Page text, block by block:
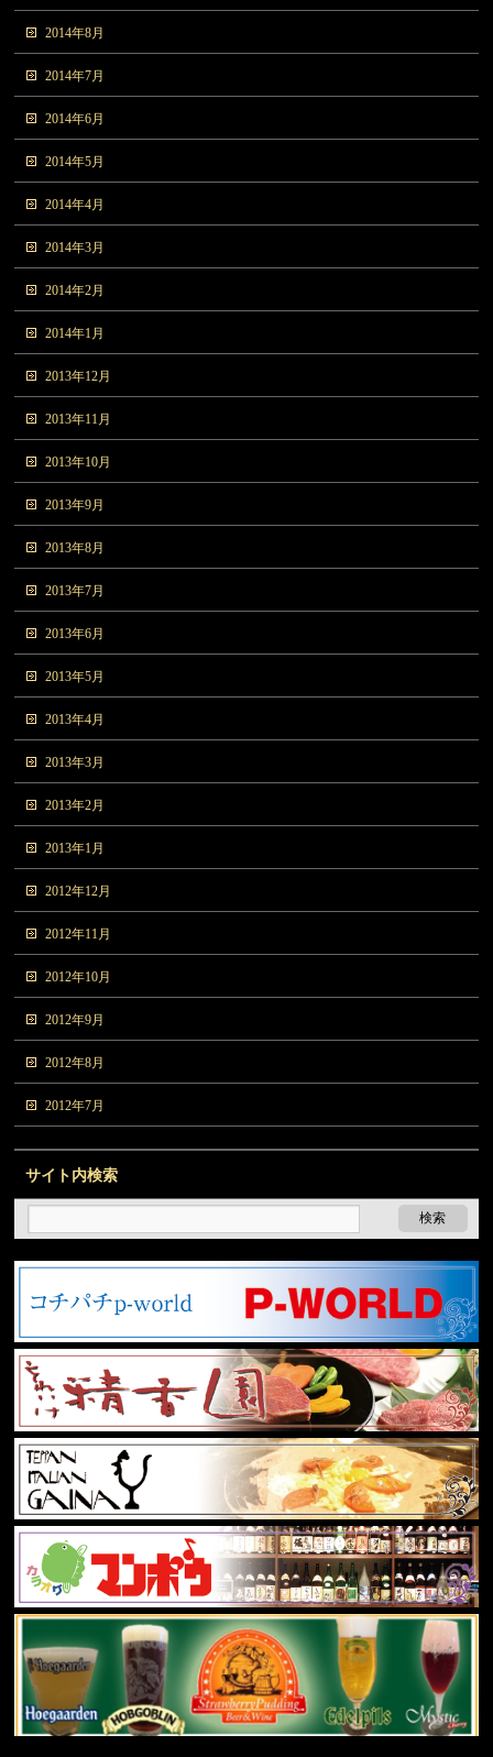
2014年8月
2014年7月
2014年6月
2014年5月
2014年4月
2014年3月
2014年2月
2014年1月
2013年12月
2013年11月
2013年10月
2013年9月
2013年8月
2013年7月
2013年6月
2013年5月
2013年4月
2013年3月
2013年2月
2013年1月
2012年12月
2012年11月
2012年10月
2012年9月
2012年8月
2012年7月
サイト内検索